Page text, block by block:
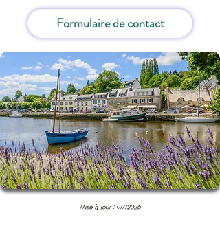
Formulaire de contact
Mise à jour : 9/7/2026